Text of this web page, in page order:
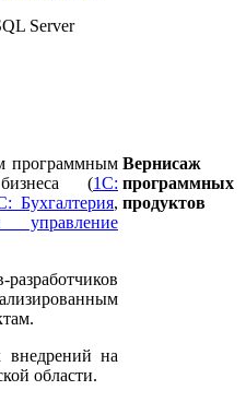
Server
программным
(1С:
Бухгалтерия,
внедрений на
области.
Вернисаж
программных
продуктов